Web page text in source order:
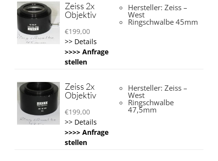
Zeiss 2x
Objektiv
€199,00
>> Details
>>>> Anfrage
stellen
Hersteller: Zeiss –
West
Ringschwalbe 45mm
Zeiss 2x
Objektiv
€199,00
>> Details
>>>> Anfrage
stellen
Hersteller: Zeiss –
West
Ringschwalbe
47,5mm